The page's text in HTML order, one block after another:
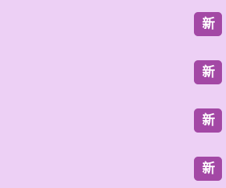
新
新
新
新